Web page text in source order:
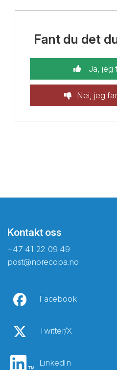
Fant du det
Ja, jeg
Nei, jeg
Kontakt oss
+47 41 22 09 49
post@norecopa.no
Facebook
Twitter/X
LinkedIn